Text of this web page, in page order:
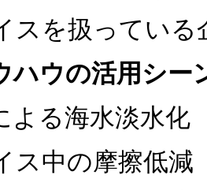
スを扱っている
ハウの活用シ
よる海水淡水化
ス中の摩擦低減